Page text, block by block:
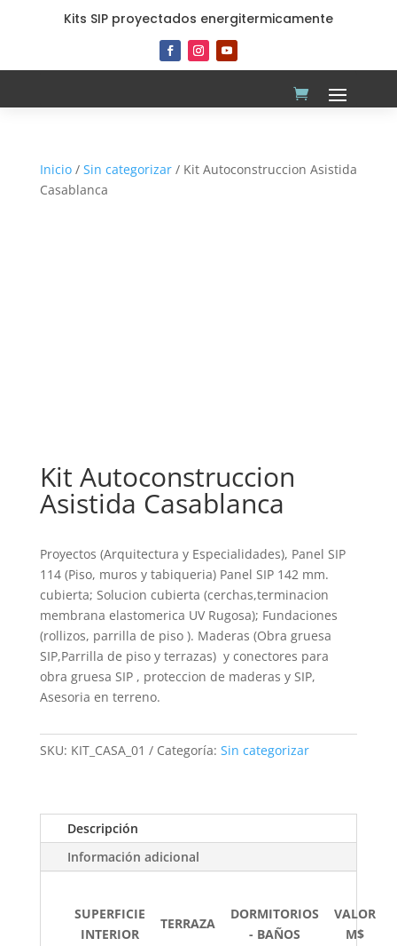
Kits SIP proyectados energitermicamente
Inicio/ Sin categorizar/ Kit Autoconstruccion Asistida
Casablanca
Kit Autoconstruccion
Asistida Casablanca
Proyectos (Arquitectura y Especialidades), Panel SIP
114 (Piso, muros y tabiqueria) Panel SIP 142 mm.
cubierta; Solucion cubierta (cerchas,terminacion
membrana elastomerica UV Rugosa); Fundaciones
(rollizos, parrilla de piso ). Maderas (Obra gruesa
SIP,Parrilla de piso y terrazas) y conectores para
obra gruesa SIP , proteccion de maderas y SIP,
Asesoria en terreno.
SKU: KIT_CASA_01 Categoría: Sin categorizar
Descripción
Información adicional
SUPERFICIE
INTERIOR
TERRAZA
DORMITORIOS
- BAÑOS
VALOR
M$